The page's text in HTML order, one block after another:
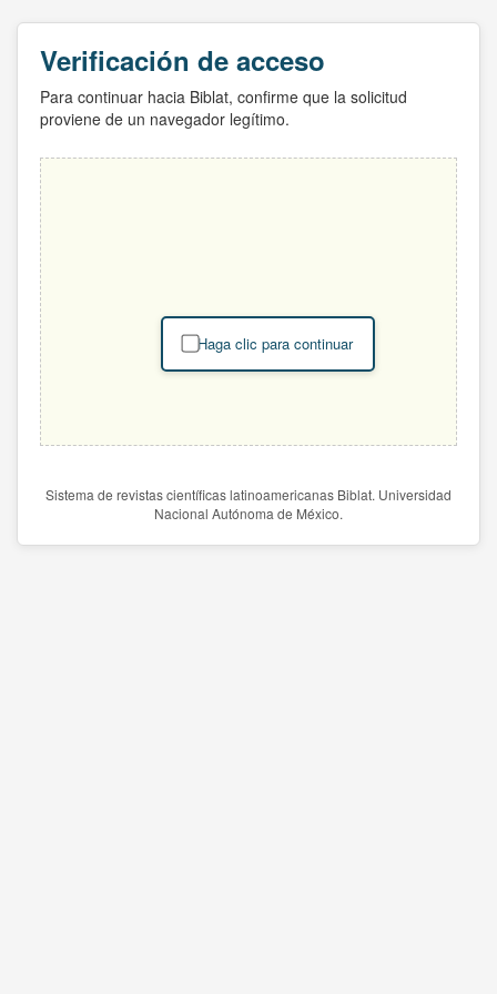
Verificación de acceso
Para continuar hacia Biblat, confirme que la solicitud
proviene de un navegador legítimo.
Haga clic para continuar
Sistema de revistas científicas latinoamericanas Biblat. Universidad
Nacional Autónoma de México.